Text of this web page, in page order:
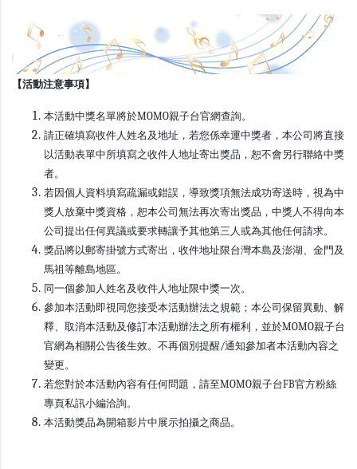
【活動注意事項】
本活動中獎名單將於MOMO親子台官網查詢。
請正確填寫收件人姓名及地址，若您係幸運中獎者，本公司將直接
以活動表單中所填寫之收件人地址寄出獎品，恕不會另行聯絡中獎
者。
若因個人資料填寫疏漏或錯誤，導致獎項無法成功寄送時，視為中
獎人放棄中獎資格，恕本公司無法再次寄出獎品，中獎人不得向本
公司提出任何異議或要求轉讓予其他第三人或為其他任何請求。
獎品將以郵寄掛號方式寄出，收件地址限台灣本島及澎湖、金門及
馬祖等離島地區。
同一個參加人姓名及收件人地址限中獎一次。
參加本活動即視同您接受本活動辦法之規範；本公司保留異動、解
釋、取消本活動及修訂本活動辦法之所有權利，並於MOMO親子台
官網為相關公告後生效。不再個別提醒/通知參加者本活動內容之
變更。
若您對於本活動內容有任何問題，請至MOMO親子台FB官方粉絲
專頁私訊小編洽詢。
本活動獎品為開箱影片中展示拍攝之商品。